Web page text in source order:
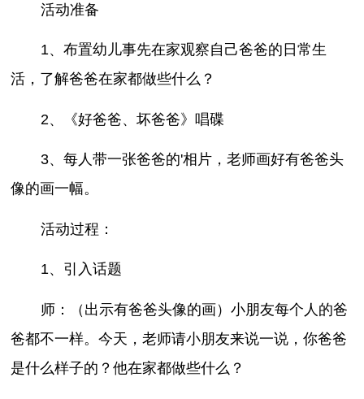
活动准备
1、布置幼儿事先在家观察自己爸爸的日常生
活，了解爸爸在家都做些什么？
2、《好爸爸、坏爸爸》唱碟
3、每人带一张爸爸的'相片，老师画好有爸爸头
像的画一幅。
活动过程：
1、引入话题
师：（出示有爸爸头像的画）小朋友每个人的爸
爸都不一样。今天，老师请小朋友来说一说，你爸爸
是什么样子的？他在家都做些什么？